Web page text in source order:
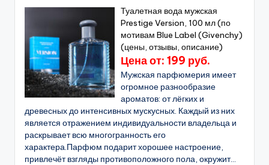
Туалетная вода мужская
Prestige Version, 100 мл (по
мотивам Blue Label (Givenchy)
(цены, отзывы, описание)
Цена от: 199 руб.
Мужская парфюмерия имеет
огромное разнообразие
ароматов: от лёгких и
древесных до интенсивных мускусных. Каждый из них
является отражением индивидуальности владельца и
раскрывает всю многогранность его
характера.Парфюм подарит хорошее настроение,
привлечёт взгляды противоположного пола, окружит...